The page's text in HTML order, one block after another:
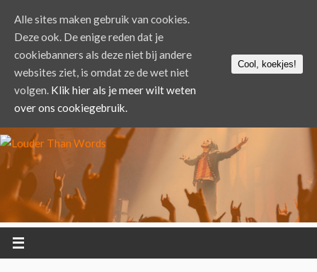
Alle sites maken gebruik van cookies.
Deze ook. De enige reden dat je
cookiebanners als deze niet bij andere
websites ziet, is omdat ze de wet niet
volgen. Klik hier als je meer wilt weten
over ons cookiegebruik.
Cool, koekjes!